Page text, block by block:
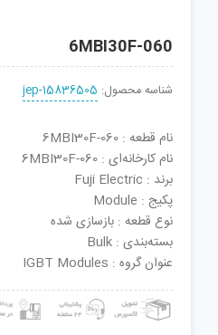
6MBI30F-060
شناسه محصول: jep-15836505
نام قطعه : 6MBI30F-060
نام کارخانه‌ای : 6MBI30F-060
برند : Fuji Electric
پکیج : Module
نوع قطعه : بازسازی شده
بسته‌بندی : Bulk
عنوان گروه : IGBT Modules